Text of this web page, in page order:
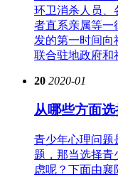
环卫消杀人员、
者直系亲属等一
发的第一时间向
联合驻地政府和
20 2020-01
从哪些方面
青少年心理问题
题，那当选择青
虑呢？下面由